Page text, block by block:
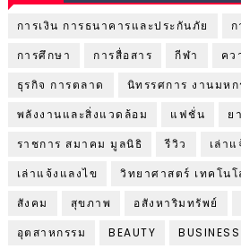
การเงิน การธนาคารและประกันภัย
การศึกษา
การสื่อสาร กีฬา คว
ธุรกิจ การตลาด
นิทรรศการ งานมหก
พลังงานและสิ่งแวดล้อม
แฟชั่น
ย
ราชการ สมาคม มูลนิธิ
รีวิว
เล่า
เล่าแจ้งแลงไข
วิทยาศาสตร์ เทคโน
สังคม
สุขภาพ อสังหาริมทรัพย์
อุตสาหกรรม
BEAUTY